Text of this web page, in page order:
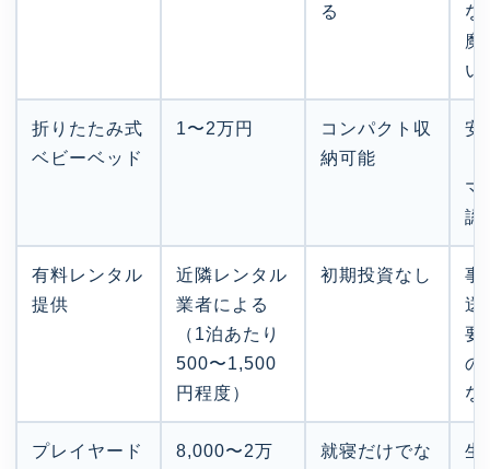
る
な
魔
い
折りたたみ式
ベビーベッド
1〜2万円
コンパクト収
納可能
安
マ
認
有料レンタル
提供
近隣レンタル
業者による
（1泊あたり
500〜1,500
円程度）
初期投資なし
事
送
要
の
な
プレイヤード
8,000〜2万
就寝だけでな
生